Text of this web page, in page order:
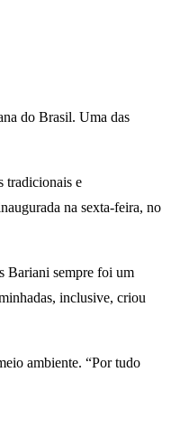
do Brasil. Uma das
tradicionais e
na sexta-feira, no
Bariani sempre foi um
inclusive, criou
ambiente. “Por tudo